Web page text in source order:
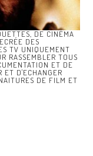
DE CINÉMA
DES
TV UNIQUEMENT
RASSEMBLER TOUS
ET DE
ET D'ECHANGER
DE FILM ET